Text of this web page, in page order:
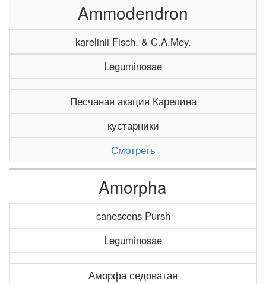
Ammodendron
karelinii Fisch. & C.A.Mey.
Leguminosae
Песчаная акация Карелина
кустарники
Смотреть
Amorpha
canescens Pursh
Leguminosae
Аморфа седоватая